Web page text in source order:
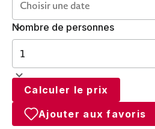
Nombre de personnes
Calculer le prix
Ajouter aux favoris